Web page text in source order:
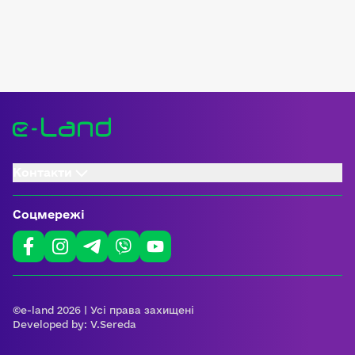
Соцмережі
©e-land 2026 | Усі права захищені
Developed by: V.Sereda